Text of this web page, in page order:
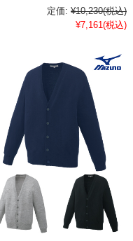
定価: ¥10,230(税込)
¥7,161(税込)